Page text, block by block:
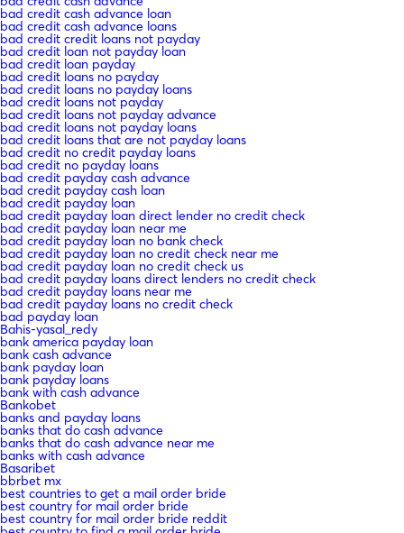
bad credit cash advance loan
bad credit cash advance loans
bad credit credit loans not payday
bad credit loan not payday loan
bad credit loan payday
bad credit loans no payday
bad credit loans no payday loans
bad credit loans not payday
bad credit loans not payday advance
bad credit loans not payday loans
bad credit loans that are not payday loans
bad credit no credit payday loans
bad credit no payday loans
bad credit payday cash advance
bad credit payday cash loan
bad credit payday loan
bad credit payday loan direct lender no credit check
bad credit payday loan near me
bad credit payday loan no bank check
bad credit payday loan no credit check near me
bad credit payday loan no credit check us
bad credit payday loans direct lenders no credit check
bad credit payday loans near me
bad credit payday loans no credit check
bad payday loan
Bahis-yasal_redy
bank america payday loan
bank cash advance
bank payday loan
bank payday loans
bank with cash advance
Bankobet
banks and payday loans
banks that do cash advance
banks that do cash advance near me
banks with cash advance
Basaribet
bbrbet mx
best countries to get a mail order bride
best country for mail order bride
best country for mail order bride reddit